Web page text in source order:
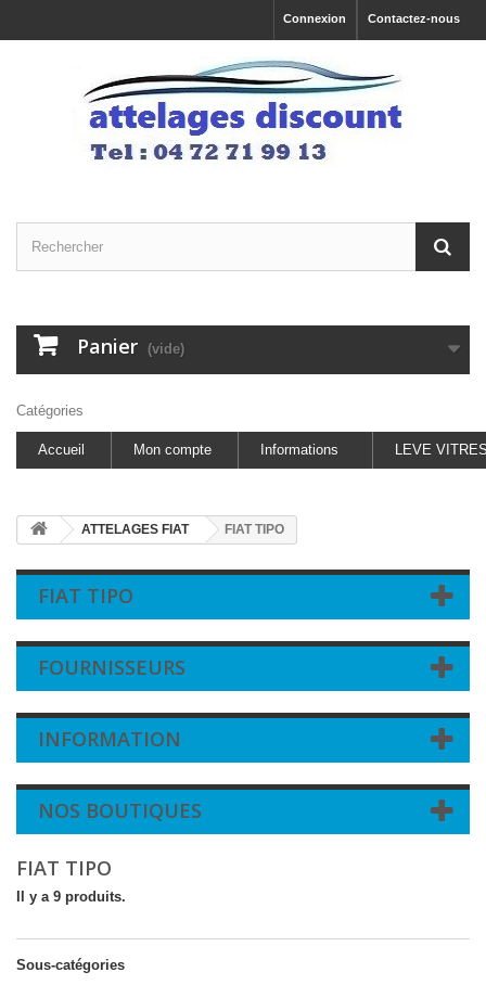
Contactez-nous
Connexion
Panier (vide)
Catégories
Accueil Mon compte Informations LEVE
ATTELAGES FIAT FIAT TIPO
FIAT TIPO
FOURNISSEURS
INFORMATION
NOS BOUTIQUES
FIAT TIPO
Il y a 9 produits.
Sous-catégories